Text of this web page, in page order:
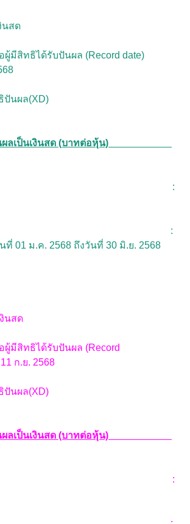
ารปันผล
นสด
ผู้มีสิทธิได้รับปันผล (Record date)
ด้รับสิทธิปันผล(XD)
ปันผลเป็นเงินสด (บาทต่อหุ้น)
ายปันผล :
นผลจาก :
ที่ 01 ม.ค. 2568 ถึงวันที่ 30 มิ.ย. 2568
ารปันผล
นสด
มีสิทธิได้รับปันผล (Record
.ย. 2568
ด้รับสิทธิปันผล(XD)
ปันผลเป็นเงินสด (บาทต่อหุ้น)
ายปันผล :